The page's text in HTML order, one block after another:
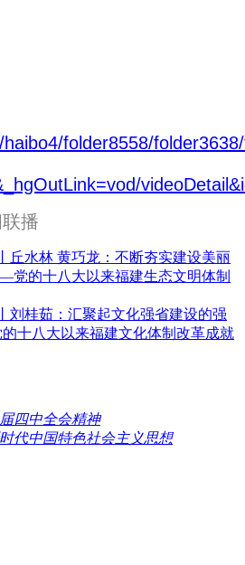
folder8558/
播
丘水林 黄巧龙：不断夯实建设美丽
的十八大以来福建生态文明体制
刘桂茹：汇聚起文化强省建设的强
十八大以来福建文化体制改革成就
四中全会精神
代中国特色社会主义思想